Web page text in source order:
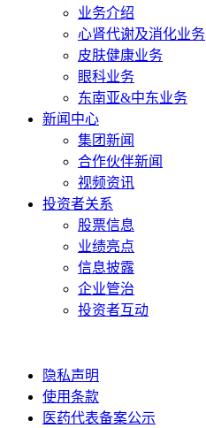
业务介绍
心肾代谢及消化业务
皮肤健康业务
眼科业务
东南亚&中东业务
新闻中心
集团新闻
合作伙伴新闻
视频资讯
投资者关系
股票信息
业绩亮点
信息披露
企业管治
投资者互动
隐私声明
使用条款
医药代表备案公示